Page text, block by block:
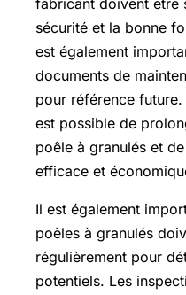
fabricant doivent être
sécurité et la bonne
est également
documents de
pour référence
est possible de
poêle à granulés et
efficace et
Il est également
poêles à granulés
régulièrement pour
potentiels. Les